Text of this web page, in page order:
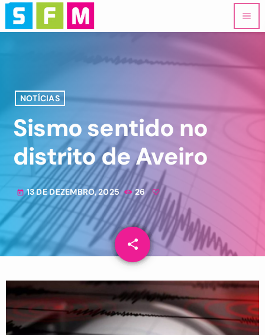
menu
NOTÍCIAS
Sismo sentido no
distrito de Aveiro
today 13 DE DEZEMBRO, 2025 26
share
email